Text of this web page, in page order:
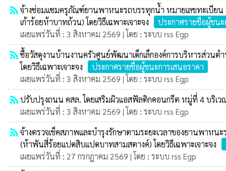
rss_feedจ้างซ่อมแซมครุภัณฑ์ยานพาหนะรถบรรทุกน้ำ หมายเลขทะเบี
เก้าร้อยห้าบาทถ้วน) โดยวิธีเฉพาะเจาะจง
ประกาศรายชื่อผู้ชนะ
เผยแพร่วันที่ : 3 สิงหาคม 2569 | โดย : ระบบ rss Egp
rss_feedซื้อวัสดุงานบ้านงานครัวศูนย์พัฒนาเด็กเล็กองค์การบริหารส่วน
โดยวิธีเฉพาะเจาะจง
ประกาศรายชื่อผู้ชนะการเสนอราคา
เผยแพร่วันที่ : 3 สิงหาคม 2569 | โดย : ระบบ rss Egp
rss_feed ปรับปรุงถนน คสล. โดยเสริมผิวแอสฟัลติกคอนกรีต หมู่ที่ 4 บริเ
เผยแพร่วันที่ : 3 สิงหาคม 2569 | โดย : ระบบ rss Egp
rss_feedจ้างตรวจเช็คสภาพและบำรุงรักษาตามระยะเวลาของยานพ
(ห้าพันสี่ร้อยแปดสิบแปดบาทสามสตางค์) โดยวิธีเฉพาะเจาะจง
เผยแพร่วันที่ : 27 กรกฎาคม 2569 | โดย : ระบบ rss Egp